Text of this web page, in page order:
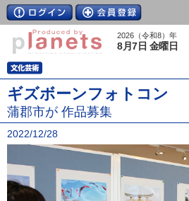
2026（令和8）年
8月7日 金曜日
ギズボーンフォトコン
蒲郡市が 作品募集
2022/12/28